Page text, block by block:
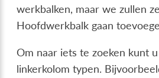
werkbalken, maar we zullen
Hoofdwerkbalk gaan
Om naar iets te zoeken kunt
linkerkolom typen.